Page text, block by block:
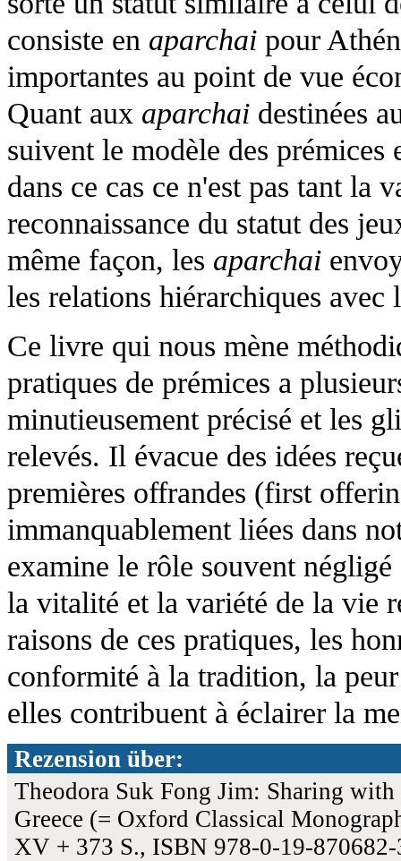
consiste en aparchai pour
importantes au point de vue
Quant aux aparchai destinées
suivent le modèle des
dans ce cas ce n'est pas tant la
reconnaissance du statut des
même façon, les aparchai
les relations hiérarchiques avec
Ce livre qui nous mène
pratiques de prémices a
minutieusement précisé et les
relevés. Il évacue des idées
premières offrandes (first
immanquablement liées dans
examine le rôle souvent
la vitalité et la variété de la vie
raisons de ces pratiques, les
conformité à la tradition, la
elles contribuent à éclairer la
Rezension über:
Theodora Suk Fong Jim: Sharing
Greece (= Oxford Classical
XV + 373 S., ISBN 978-0-19-